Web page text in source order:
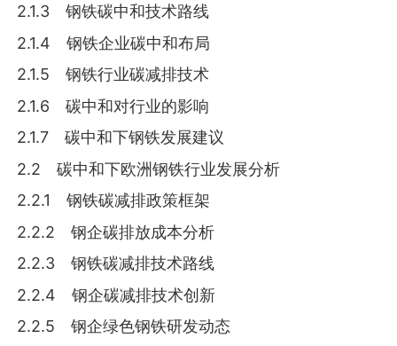
2.1.3 钢铁碳中和技术路线
2.1.4 钢铁企业碳中和布局
2.1.5 钢铁行业碳减排技术
2.1.6 碳中和对行业的影响
2.1.7 碳中和下钢铁发展建议
2.2 碳中和下欧洲钢铁行业发展分析
2.2.1 钢铁碳减排政策框架
2.2.2 钢企碳排放成本分析
2.2.3 钢铁碳减排技术路线
2.2.4 钢企碳减排技术创新
2.2.5 钢企绿色钢铁研发动态